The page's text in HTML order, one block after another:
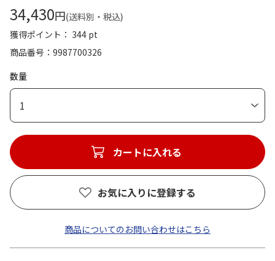
34,430円(送料別・税込)
獲得ポイント： 344 pt
商品番号
9987700326
数量
1
カートに入れる
お気に入りに登録する
商品についてのお問い合わせはこちら